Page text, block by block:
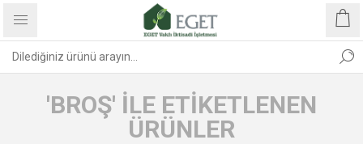
'BROŞ' ILE ETIKETLENEN
ÜRÜNLER